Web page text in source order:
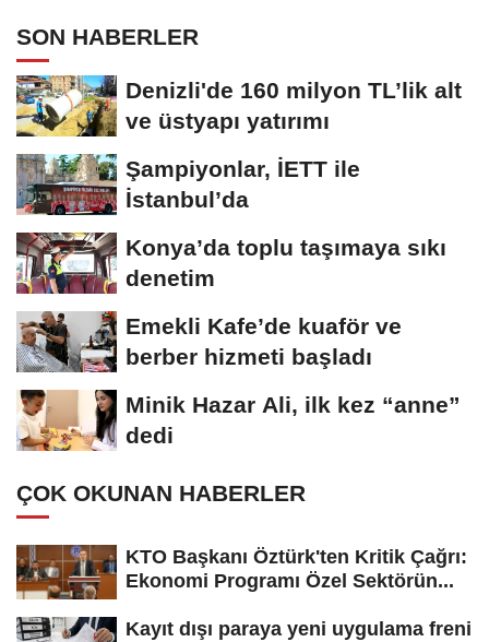
SON HABERLER
Denizli'de 160 milyon TL’lik alt
ve üstyapı yatırımı
Şampiyonlar, İETT ile
İstanbul’da
Konya’da toplu taşımaya sıkı
denetim
Emekli Kafe’de kuaför ve
berber hizmeti başladı
Minik Hazar Ali, ilk kez “anne”
dedi
ÇOK OKUNAN HABERLER
KTO Başkanı Öztürk'ten Kritik Çağrı:
Ekonomi Programı Özel Sektörün...
Kayıt dışı paraya yeni uygulama freni